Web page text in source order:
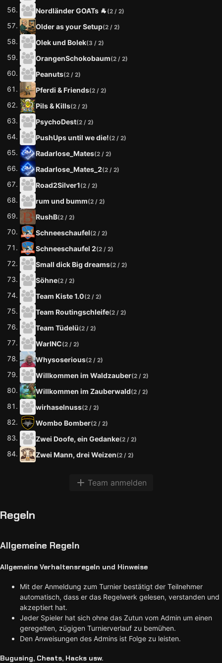
Nordländer GOATs 🐐 (2 / 2)
Older as your Setup(2 / 2)
Olek und Bolek(3 / 2)
OrangenSchokobaum(2 / 2)
Peanuts(2 / 2)
Pferdi & Friends(2 / 2)
Pils & Kills(2 / 2)
PsychoDest(2 / 2)
PushUps until we die!(2 / 2)
Radarlose_Mates(2 / 2)
Radarlose_Mates_2(2 / 2)
Road2Silver1(2 / 2)
rum und bumm(2 / 2)
RushB(2 / 2)
Schneeschaufel(2 / 2)
Schneeschaufel 2(2 / 2)
Small dick Big dreams(2 / 2)
Söhne(2 / 2)
Team Kiste 1.0(2 / 2)
Team Routingschleife(2 / 2)
Team Tüdelü(2 / 2)
WarINC(2 / 2)
Whysoserious(2 / 2)
Willkommen im Waldzauber(2 / 2)
Willkommen im Zauberwald(2 / 2)
wirhaselnuss(2 / 2)
Wombo Bomber(2 / 2)
Zwei Doofe, ein Gedanke(2 / 2)
Zwei Mann, drei Weizen(2 / 2)
Team anmelden
Regeln
Allgemeine Regeln
Allgemeine Verhaltensregeln und Hinweise
Mit der Anmeldung zum Turnier bestätigt der Teilnehmer
automatisch, dass er das Regelwerk gelesen, verstanden und
akzeptiert hat.
Jeder Spieler hat sich ohne das Zutun vom Admin um einen
geregelten, zügigen Turnierverlauf zu bemühen.
Den Anweisungen des Admins ist Folge zu leisten.
Bugusing, Cheats, Hacks usw.